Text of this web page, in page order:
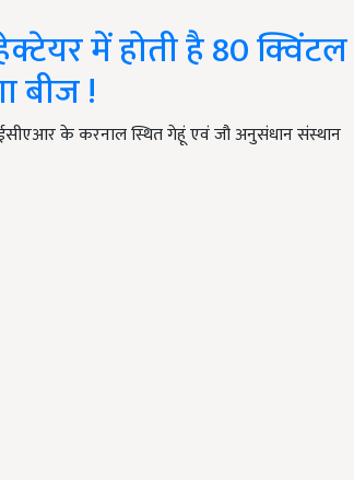
में होती है 80 क्विंटल
बीज !
के करनाल स्थित गेहूं एवं जौ अनुसंधान संस्थान